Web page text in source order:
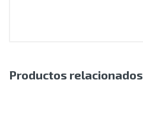
Productos relacionados